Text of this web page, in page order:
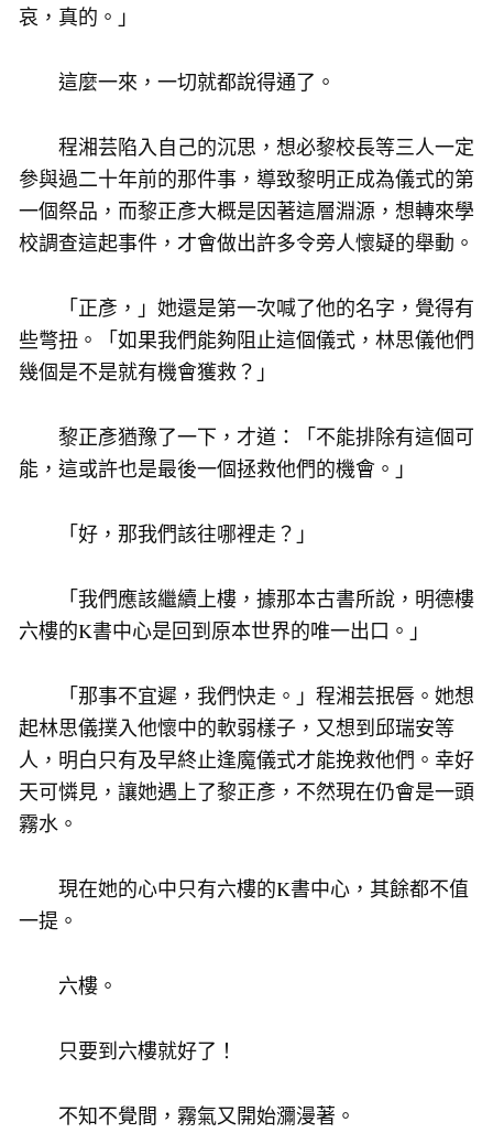
哀，真的。」
這麼一來，一切就都說得通了。
程湘芸陷入自己的沉思，想必黎校長等三人一定
參與過二十年前的那件事，導致黎明正成為儀式的第
一個祭品，而黎正彥大概是因著這層淵源，想轉來學
校調查這起事件，才會做出許多令旁人懷疑的舉動。
「正彥，」她還是第一次喊了他的名字，覺得有
些彆扭。「如果我們能夠阻止這個儀式，林思儀他們
幾個是不是就有機會獲救？」
黎正彥猶豫了一下，才道：「不能排除有這個可
能，這或許也是最後一個拯救他們的機會。」
「好，那我們該往哪裡走？」
「我們應該繼續上樓，據那本古書所說，明德樓
六樓的K書中心是回到原本世界的唯一出口。」
「那事不宜遲，我們快走。」程湘芸抿唇。她想
起林思儀撲入他懷中的軟弱樣子，又想到邱瑞安等
人，明白只有及早終止逢魔儀式才能挽救他們。幸好
天可憐見，讓她遇上了黎正彥，不然現在仍會是一頭
霧水。
現在她的心中只有六樓的K書中心，其餘都不值
一提。
六樓。
只要到六樓就好了！
不知不覺間，霧氣又開始瀰漫著。